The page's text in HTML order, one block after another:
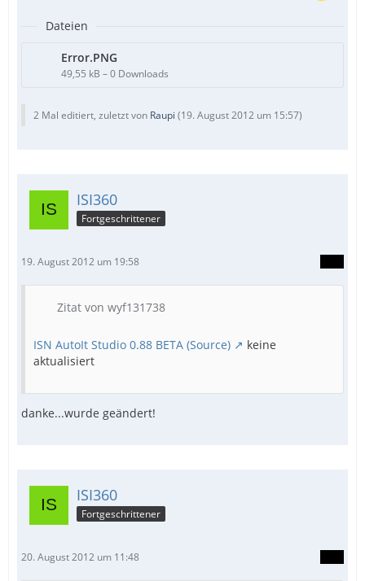
Dateien
Error.PNG
49,55 kB – 0 Downloads
2 Mal editiert, zuletzt von Raupi (19. August 2012 um 15:57)
ISI360
Fortgeschrittener
19. August 2012 um 19:58
Zitat von wyf131738
ISN AutoIt Studio 0.88 BETA (Source)
keine
aktualisiert
danke...wurde geändert!
ISI360
Fortgeschrittener
20. August 2012 um 11:48